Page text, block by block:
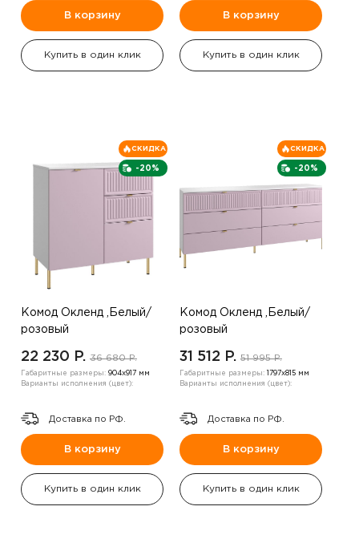
В корзину
Купить в один клик
В корзину
Купить в один клик
-20%
СКИДКА
Комод Окленд ,Белый/
розовый
22 230 P. 36 680 P.
Габаритные размеры: 904х917 мм
Варианты исполнения (цвет):
Доставка по РФ.
В корзину
Купить в один клик
-20%
СКИДКА
Комод Окленд ,Белый/
розовый
31 512 P. 51 995 P.
Габаритные размеры:
1797х815 мм
Варианты исполнения (цвет):
Доставка по РФ.
В корзину
Купить в один клик